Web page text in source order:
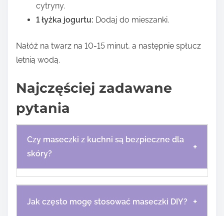
cytryny.
1 łyżka jogurtu: Dodaj do mieszanki.
Nałóż na twarz na 10-15 minut, a następnie spłucz
letnią wodą.
Najczęściej zadawane
pytania
Czy maseczki z kuchni są bezpieczne dla
skóry?
+
Jak często mogę stosować maseczki DIY? +